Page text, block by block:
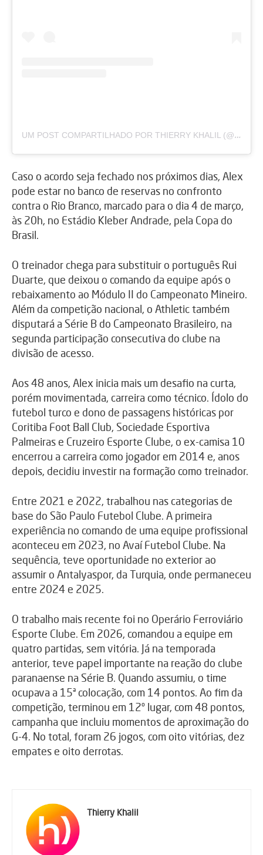
U
M POST COMPARTILHADO POR THIERRY KHALIL (@THIERRYKHALIL)
Caso o acordo seja fechado nos próximos dias, Alex
pode estar no banco de reservas no confronto
contra o Rio Branco, marcado para o dia 4 de março,
às 20h, no Estádio Kleber Andrade, pela Copa do
Brasil.
O treinador chega para substituir o português Rui
Duarte, que deixou o comando da equipe após o
rebaixamento ao Módulo II do Campeonato Mineiro.
Além da competição nacional, o Athletic também
disputará a Série B do Campeonato Brasileiro, na
segunda participação consecutiva do clube na
divisão de acesso.
Aos 48 anos, Alex inicia mais um desafio na curta,
porém movimentada, carreira como técnico. Ídolo do
futebol turco e dono de passagens históricas por
Coritiba Foot Ball Club, Sociedade Esportiva
Palmeiras e Cruzeiro Esporte Clube, o ex-camisa 10
encerrou a carreira como jogador em 2014 e, anos
depois, decidiu investir na formação como treinador.
Entre 2021 e 2022, trabalhou nas categorias de
base do São Paulo Futebol Clube. A primeira
experiência no comando de uma equipe profissional
aconteceu em 2023, no Avaí Futebol Clube. Na
sequência, teve oportunidade no exterior ao
assumir o Antalyaspor, da Turquia, onde permaneceu
entre 2024 e 2025.
O trabalho mais recente foi no Operário Ferroviário
Esporte Clube. Em 2026, comandou a equipe em
quatro partidas, sem vitória. Já na temporada
anterior, teve papel importante na reação do clube
paranaense na Série B. Quando assumiu, o time
ocupava a 15ª colocação, com 14 pontos. Ao fim da
competição, terminou em 12º lugar, com 48 pontos,
campanha que incluiu momentos de aproximação do
G-4. No total, foram 26 jogos, com oito vitórias, dez
empates e oito derrotas.
Thierry Khalil